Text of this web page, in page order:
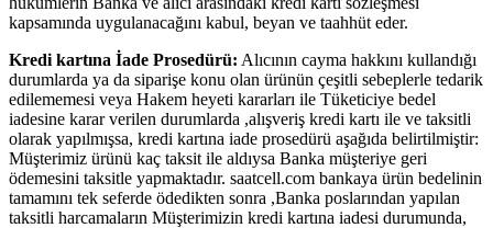
kapsamında uygulanacağını kabul, beyan ve taahhüt eder.
Kredi kartına İade Prosedürü: Alıcının cayma hakkını kullandığı
durumlarda ya da siparişe konu olan ürünün çeşitli sebeplerle tedarik
edilememesi veya Hakem heyeti kararları ile Tüketiciye bedel
iadesine karar verilen durumlarda ,alışveriş kredi kartı ile ve taksitli
olarak yapılmışsa, kredi kartına iade prosedürü aşağıda belirtilmiştir:
Müşterimiz ürünü kaç taksit ile aldıysa Banka müşteriye geri
ödemesini taksitle yapmaktadır. saatcell.com bankaya ürün bedelinin
tamamını tek seferde ödedikten sonra ,Banka poslarından yapılan
taksitli harcamaların Müşterimizin kredi kartına iadesi durumunda,